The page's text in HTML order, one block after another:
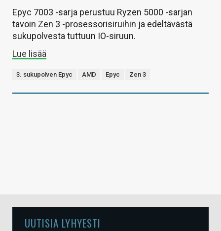
Epyc 7003 -sarja perustuu Ryzen 5000 -sarjan
tavoin Zen 3 -prosessorisiruihin ja edeltävästä
sukupolvesta tuttuun IO-siruun.
Lue lisää
3. sukupolven Epyc AMD Epyc Zen 3
UUTISIA LYHYESTI